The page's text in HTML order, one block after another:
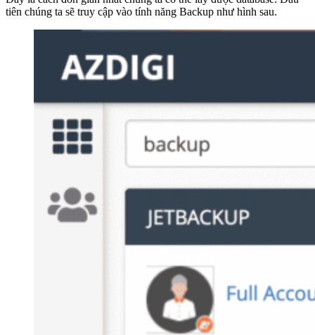
tiên chúng ta sẽ truy cập vào tính năng Backup như hình sau.